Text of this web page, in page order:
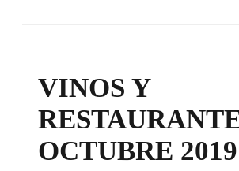
VINOS Y
OCTUBRE 2019